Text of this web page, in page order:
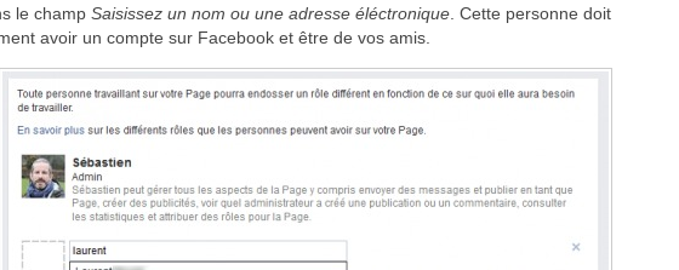
le champ Saisissez un nom ou une adresse éléctronique . Cette personne doit
avoir un compte sur Facebook et être de vos amis.